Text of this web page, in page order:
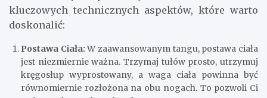
kluczowych technicznych aspektów, które warto
doskonalić:
Postawa Ciała:W zaawansowanym tangu, postawa ciała
jest niezmiernie ważna. Trzymaj tułów prosto, utrzymuj
kręgosłup wyprostowany, a waga ciała powinna być
równomiernie rozłożona na obu nogach. To pozwoli Ci